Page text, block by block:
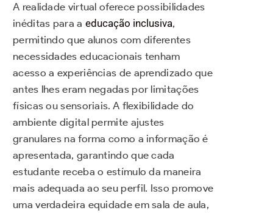
A realidade virtual oferece possibilidades
inéditas para a educação inclusiva,
permitindo que alunos com diferentes
necessidades educacionais tenham
acesso a experiências de aprendizado que
antes lhes eram negadas por limitações
físicas ou sensoriais. A flexibilidade do
ambiente digital permite ajustes
granulares na forma como a informação é
apresentada, garantindo que cada
estudante receba o estímulo da maneira
mais adequada ao seu perfil. Isso promove
uma verdadeira equidade em sala de aula,